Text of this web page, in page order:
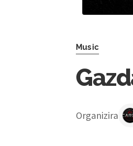
Music
Organizira